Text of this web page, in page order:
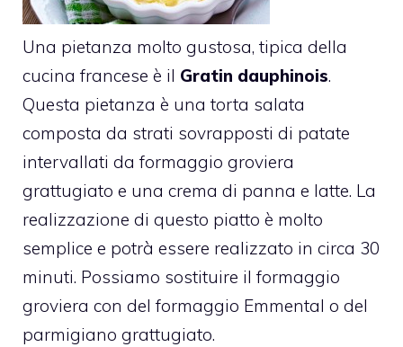
Una pietanza molto gustosa, tipica della
cucina francese è il Gratin dauphinois.
Questa pietanza è una torta salata
composta da strati sovrapposti di patate
intervallati da formaggio groviera
grattugiato e una crema di panna e latte. La
realizzazione di questo piatto è molto
semplice e potrà essere realizzato in circa 30
minuti. Possiamo sostituire il formaggio
groviera con del formaggio Emmental o del
parmigiano grattugiato.